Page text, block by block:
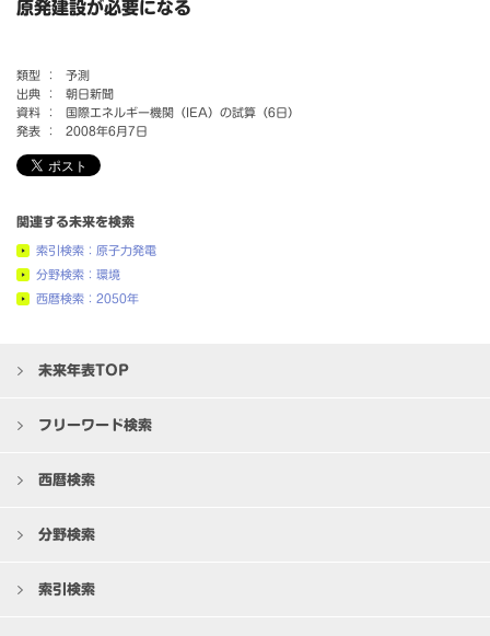
原発建設が必要になる
類型 ：
予測
出典 ：
朝日新聞
資料 ：
国際エネルギー機関（IEA）の試算（6日）
発表 ：
2008年6月7日
関連する未来を検索
索引検索：原子力発電
分野検索：環境
西暦検索：2050年
未来年表TOP
フリーワード検索
西暦検索
分野検索
索引検索